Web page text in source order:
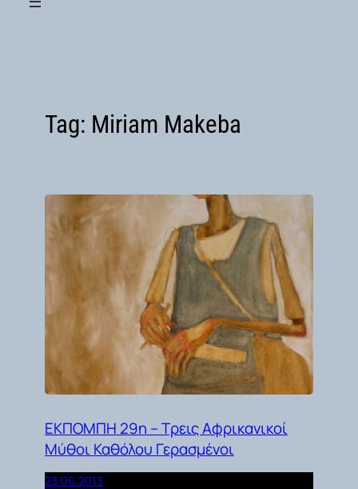
Tag: Miriam Makeba
ΕΚΠΟΜΠΗ 29η – Τρεις Αφρικανικοί
Μύθοι Καθόλου Γερασμένοι
23.06.2013